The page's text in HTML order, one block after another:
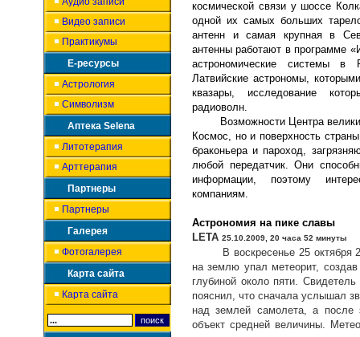
Видео записи
Практикумы
Е-ресурсы
Астрология
Символизм
Аптека Selena
Литотерапия
Арттерапия
Партнеры
Партнеры
Галерея
Фотогалерея
Карта сайта
Карта сайта
космической связи у шоссе
одной их самых больших
антенн и самая крупная в
антенны работают в программе
астрономические системы
Латвийские астрономы,
квазары, исследование
радиоволн.
Возможности Центра велики.
Космос, но и поверхность
браконьера и пароход,
любой передатчик. Они
информации, поэтому
компаниям.
Астрономия на пике славы
LETA 25.10.2009, 20 часа 52 минуты
В воскресенье 25 октября
на землю упал метеорит,
глубиной около пяти.
пояснил, что сначала услышал
над землей самолета, а после
объект средней величины.